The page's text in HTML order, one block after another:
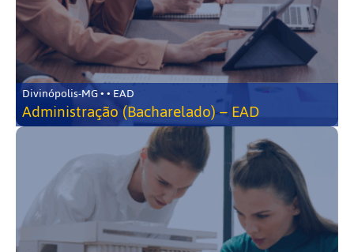
Divinópolis-MG • • EAD
Administração (Bacharelado) – EAD